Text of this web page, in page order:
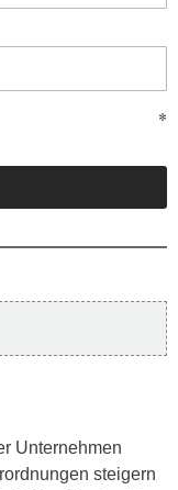
Unternehmen
steigern